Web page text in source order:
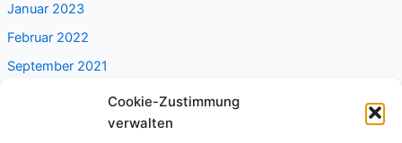
Cookie-Zustimmung
verwalten
Januar 2023
Februar 2022
September 2021
Categories